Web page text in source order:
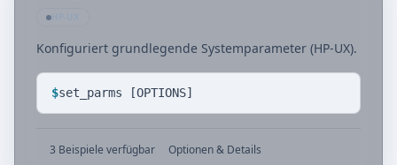
Konfiguriert grundlegende Systemparameter (HP-UX).
$set_parms [OPTIONS]
3 Beispiele verfügbar Optionen & Details